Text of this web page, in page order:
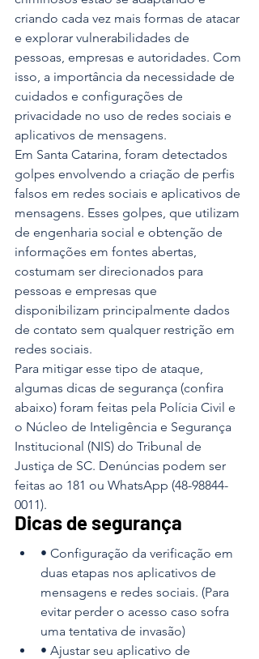
criando cada vez mais formas de atacar
e explorar vulnerabilidades de
pessoas, empresas e autoridades. Com
isso, a importância da necessidade de
cuidados e configurações de
privacidade no uso de redes sociais e
aplicativos de mensagens.
Em Santa Catarina, foram detectados
golpes envolvendo a criação de perfis
falsos em redes sociais e aplicativos de
mensagens. Esses golpes, que utilizam
de engenharia social e obtenção de
informações em fontes abertas,
costumam ser direcionados para
pessoas e empresas que
disponibilizam principalmente dados
de contato sem qualquer restrição em
redes sociais.
Para mitigar esse tipo de ataque,
algumas dicas de segurança (confira
abaixo) foram feitas pela Polícia Civil e
o Núcleo de Inteligência e Segurança
Institucional (NIS) do Tribunal de
Justiça de SC. Denúncias podem ser
feitas ao 181 ou WhatsApp (48-98844-
0011).
Dicas de segurança
• Configuração da verificação em
duas etapas nos aplicativos de
mensagens e redes sociais. (Para
evitar perder o acesso caso sofra
uma tentativa de invasão)
• Ajustar seu aplicativo de